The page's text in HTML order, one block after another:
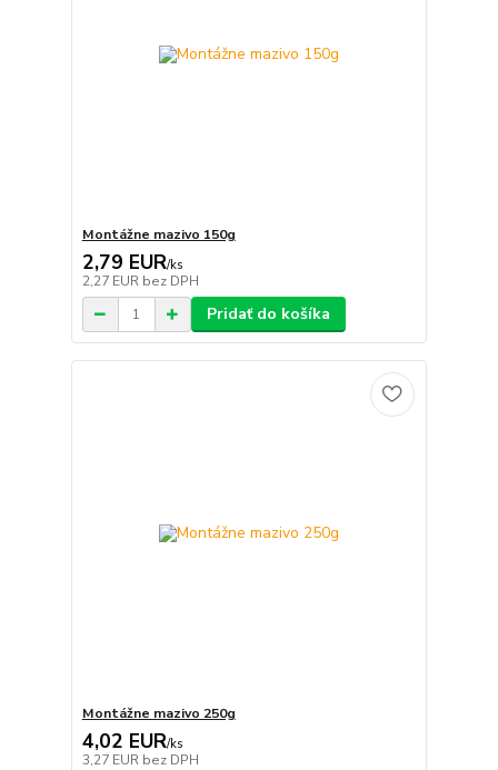
Montážne mazivo 150g
2,79 EUR/ks
2,27 EUR bez DPH
Pridať do košíka
Montážne mazivo 250g
4,02 EUR/ks
3,27 EUR bez DPH